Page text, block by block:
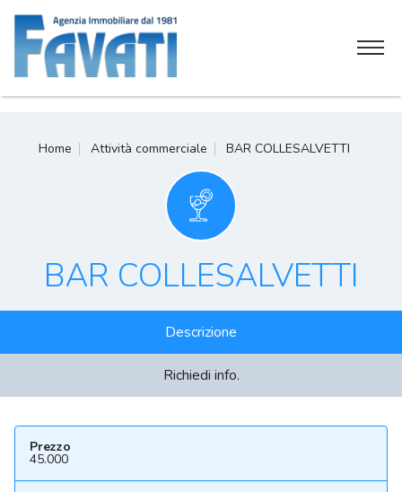
Attività commerciali
Contatti
Home Attività commerciale BAR COLLESALVETTI
BAR COLLESALVETTI
Descrizione
Richiedi info.
Prezzo
45.000